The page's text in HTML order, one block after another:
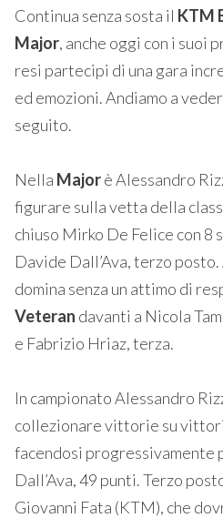
Continua senza sosta il KTM
Major, anche oggi con i suoi
resi partecipi di una gara
ed emozioni. Andiamo a
seguito.
Nella Majorè Alessandro
figurare sulla vetta della
chiuso Mirko De Felice con 8
Davide Dall’Ava, terzo
domina senza un attimo di
Veteran davanti a Nicola
e Fabrizio Hriaz, terza.
In campionato Alessandro
collezionare vittorie su
facendosi progressivamente
Dall’Ava, 49 punti. Terzo
Giovanni Fata (KTM), che